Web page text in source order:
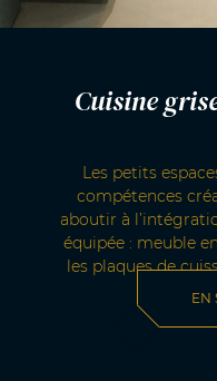
Cuisine
Les petits
compétences
aboutir à
équipée : meuble
les plaques de
EN